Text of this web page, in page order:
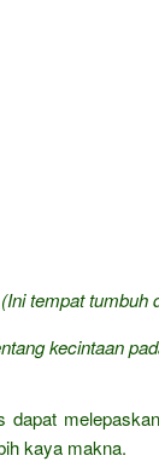
tempat tumbuh
kecintaan
dapat
kaya makna.